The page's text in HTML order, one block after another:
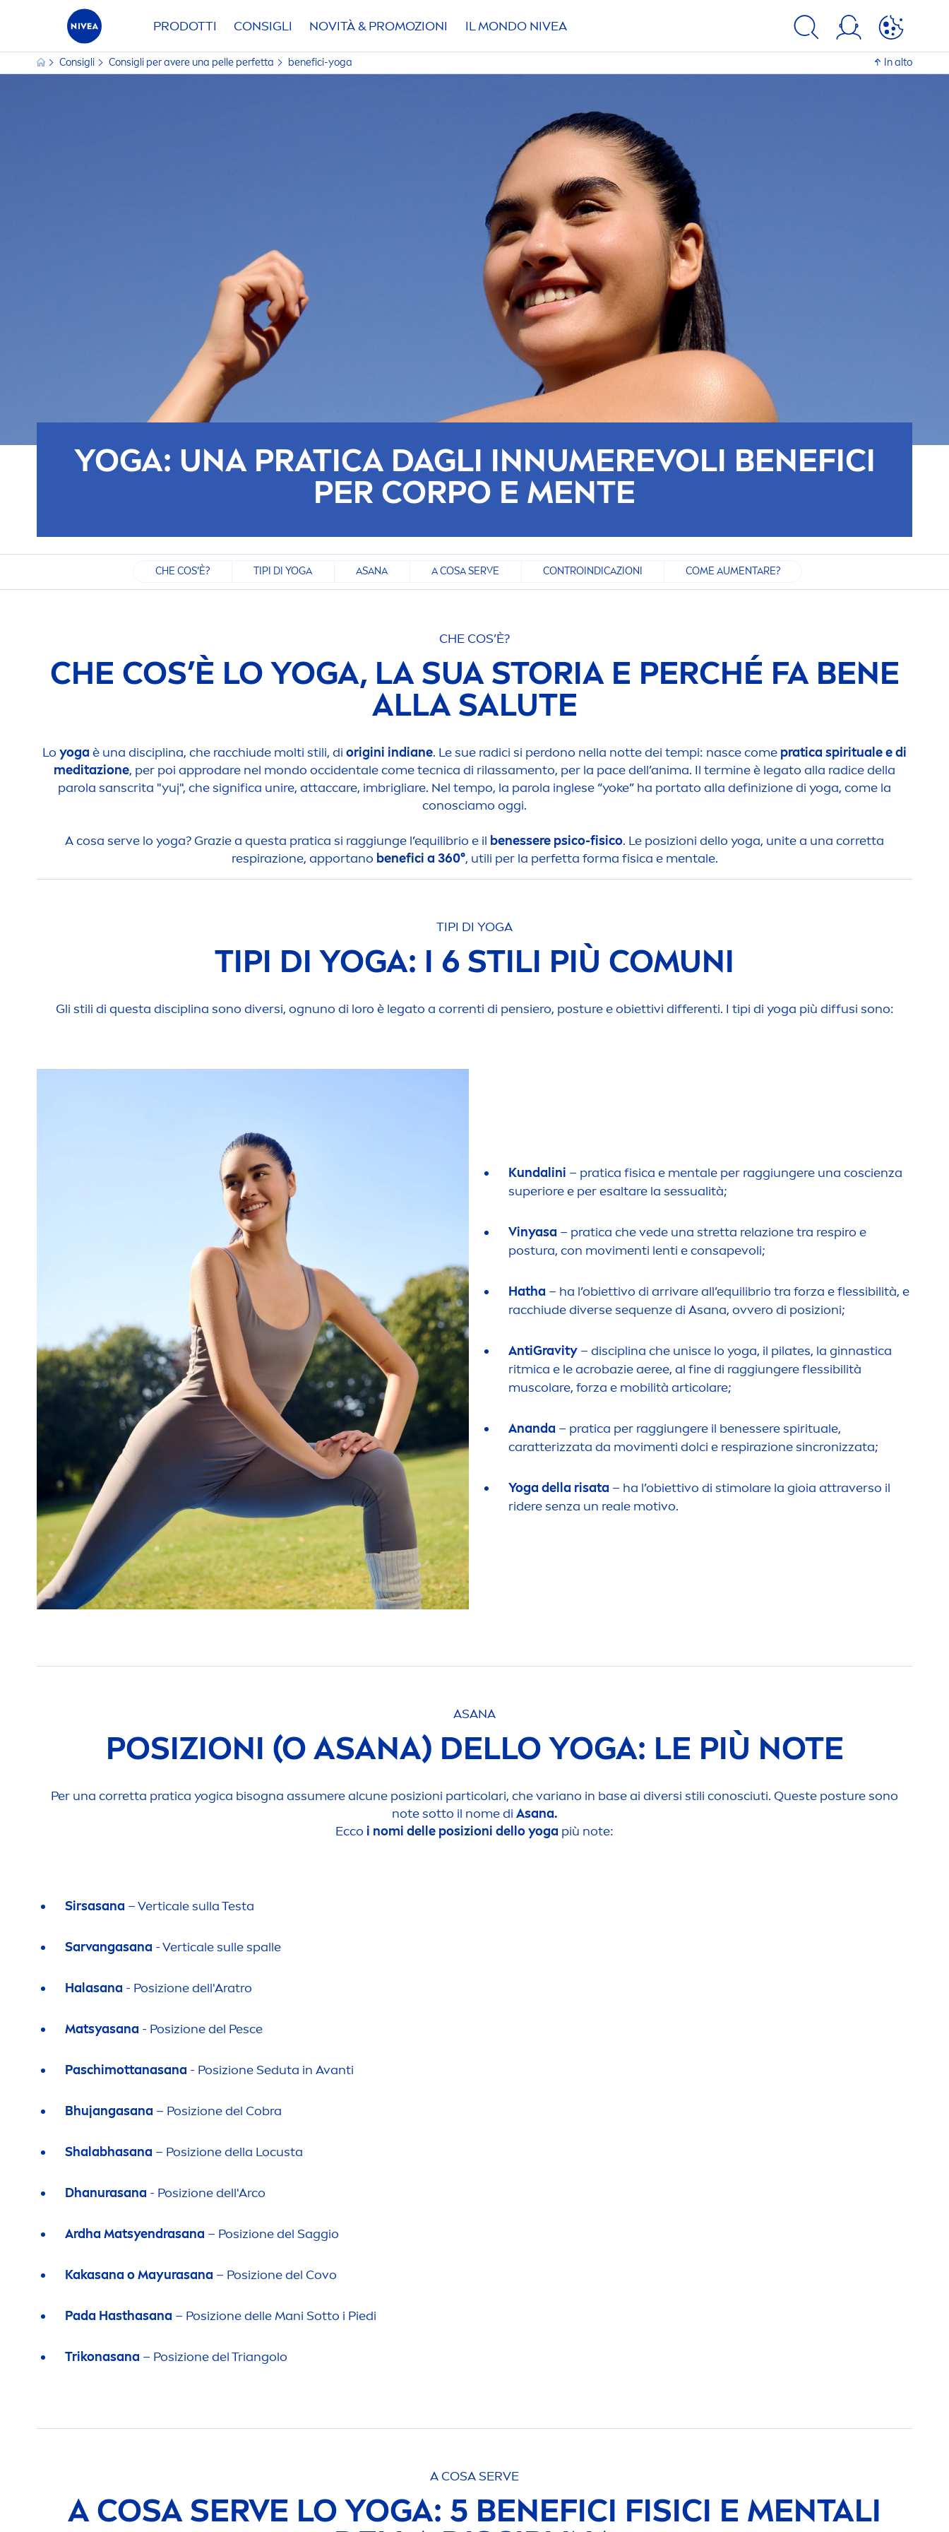
PRODOTTI CONSIGLI NOVITÀ & PROMOZIONI IL MONDO NIVEA
Consigli Consigli per avere una pelle perfetta benefici-yoga In alto
YOGA: UNA PRATICA DAGLI INNUMEREVOLI BENEFICI
PER CORPO E MENTE
CHE COS’È? TIPI DI YOGA ASANA A COSA SERVE CONTROINDICAZIONI COME AUMENTARE?
CHE COS’È?
CHE COS’È LO YOGA, LA SUA STORIA E PERCHÉ FA BENE
ALLA SALUTE
Lo yogaè una disciplina, che racchiude molti stili, di origini indiane. Le sue radici si perdono nella notte dei tempi: nasce come pratica spirituale e di
meditazione, per poi approdare nel mondo occidentale come tecnica di rilassamento, per la pace dell’anima. Il termine è legato alla radice della
parola sanscrita "yuj", che significa unire, attaccare, imbrigliare. Nel tempo, la parola inglese “yoke” ha portato alla definizione di yoga, come la
conosciamo oggi.
A cosa serve lo yoga? Grazie a questa pratica si raggiunge l’equilibrio e il benessere psico-fisico. Le posizioni dello yoga, unite a una corretta
respirazione, apportano benefici a 360°, utili per la perfetta forma fisica e mentale.
TIPI DI YOGA
TIPI DI YOGA: I 6 STILI PIÙ COMUNI
Gli stili di questa disciplina sono diversi, ognuno di loro è legato a correnti di pensiero, posture e obiettivi differenti. I tipi di yoga più diffusi sono:
Kundalini – pratica fisica e mentale per raggiungere una coscienza
superiore e per esaltare la sessualità;
Vinyasa – pratica che vede una stretta relazione tra respiro e
postura, con movimenti lenti e consapevoli;
Hatha – ha l’obiettivo di arrivare all’equilibrio tra forza e flessibilità, e
racchiude diverse sequenze di Asana, ovvero di posizioni;
AntiGravity – disciplina che unisce lo yoga, il pilates, la ginnastica
ritmica e le acrobazie aeree, al fine di raggiungere flessibilità
muscolare, forza e mobilità articolare;
Ananda – pratica per raggiungere il benessere spirituale,
caratterizzata da movimenti dolci e respirazione sincronizzata;
Yoga della risata – ha l’obiettivo di stimolare la gioia attraverso il
ridere senza un reale motivo.
ASANA
POSIZIONI (O ASANA) DELLO YOGA: LE PIÙ NOTE
Per una corretta pratica yogica bisogna assumere alcune posizioni particolari, che variano in base ai diversi stili conosciuti. Queste posture sono
note sotto il nome di Asana.
Ecco i nomi delle posizioni dello yoga più note:
Sirsasana – Verticale sulla Testa
Sarvangasana - Verticale sulle spalle
Halasana - Posizione dell'Aratro
Matsyasana - Posizione del Pesce
Paschimottanasana - Posizione Seduta in Avanti
Bhujangasana – Posizione del Cobra
Shalabhasana – Posizione della Locusta
Dhanurasana - Posizione dell'Arco
Ardha Matsyendrasana – Posizione del Saggio
Kakasana o Mayurasana – Posizione del Covo
Pada Hasthasana – Posizione delle Mani Sotto i Piedi
Trikonasana – Posizione del Triangolo
A COSA SERVE
A COSA SERVE LO YOGA: 5 BENEFICI FISICI E MENTALI